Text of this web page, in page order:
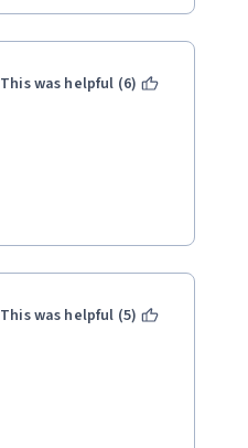
This was helpful (6)
This was helpful (5)